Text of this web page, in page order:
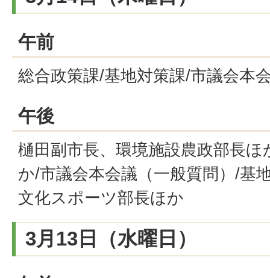
午前
総合政策課/基地対策課/市議会本
午後
樋田副市長、環境施設農政部長
か/市議会本会議（一般質問）/基
文化スポーツ部長ほか
3月13日（水曜日）